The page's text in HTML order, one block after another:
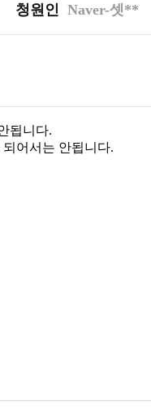
청원인 Naver-셋**
됩니다.
어서는 안됩니다.